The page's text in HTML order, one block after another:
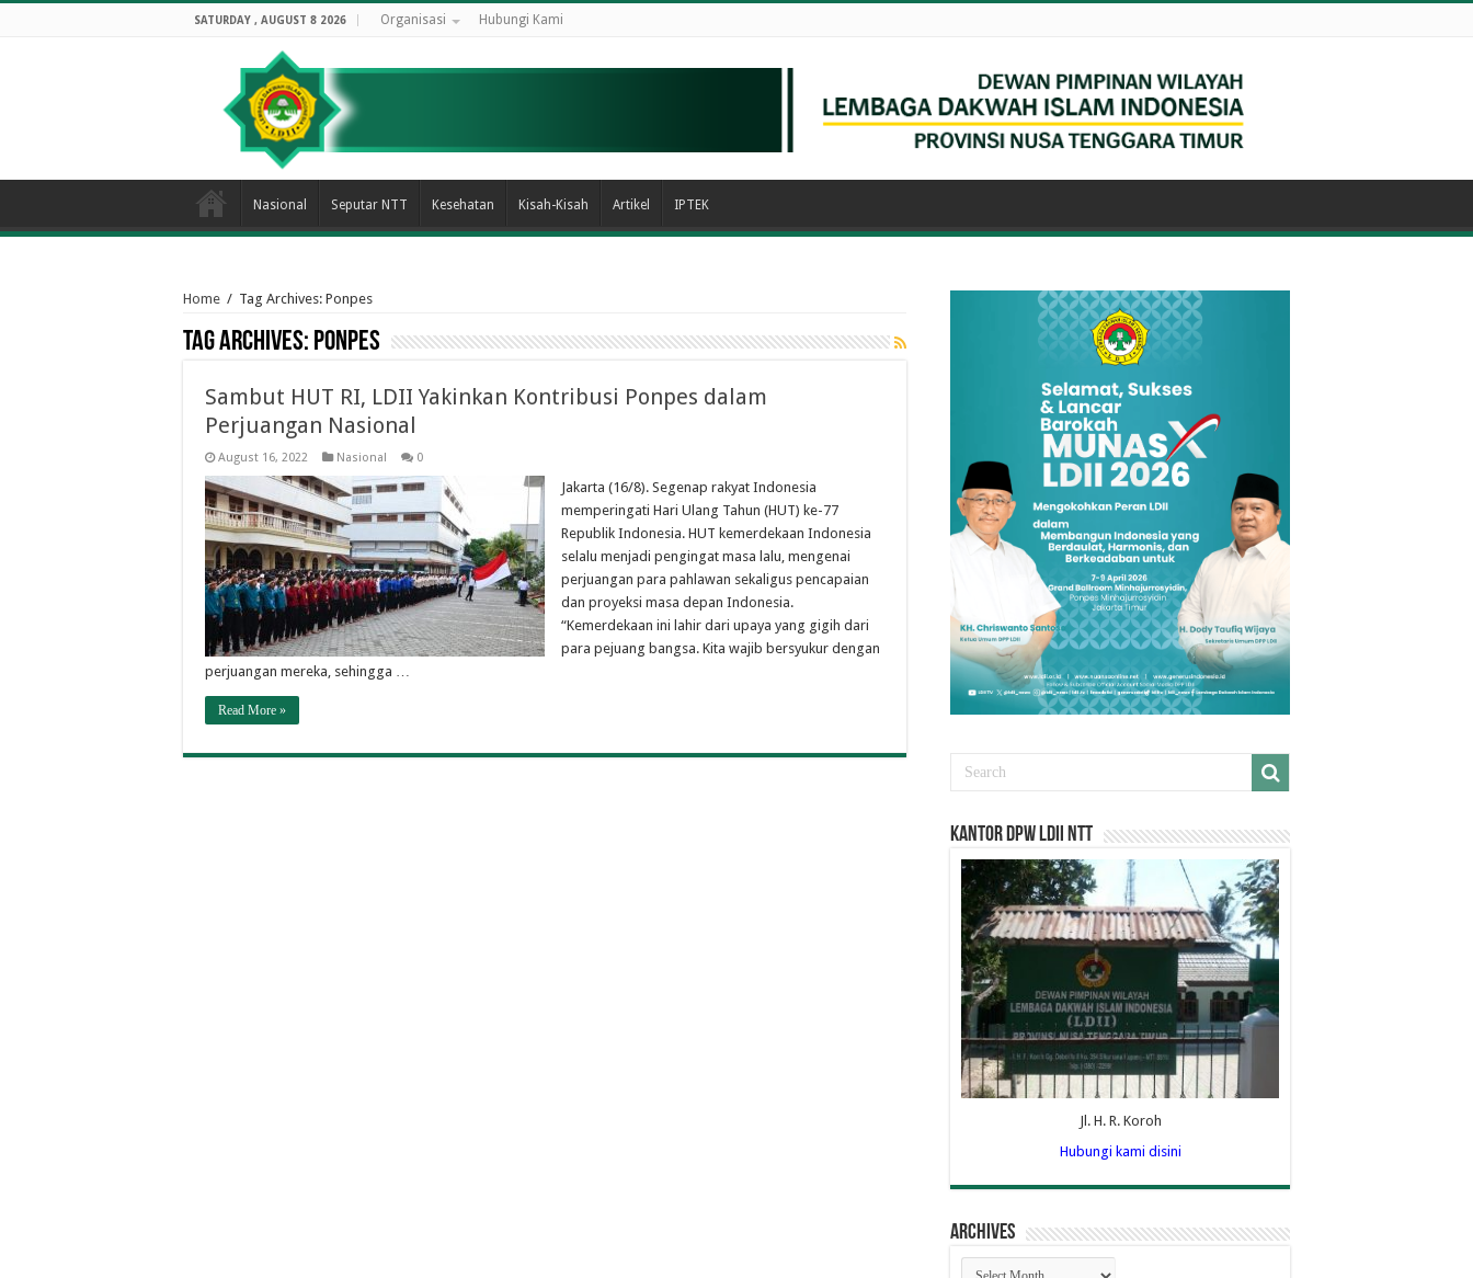
SATURDAY , AUGUST 8 2026 Organisasi Hubungi Kami
Nasional Seputar NTT Kesehatan Kisah-Kisah Artikel IPTEK
Home / Tag Archives: Ponpes
Tag Archives: Ponpes
Sambut HUT RI, LDII Yakinkan Kontribusi Ponpes dalam
Perjuangan Nasional
August 16, 2022 Nasional 0
Jakarta (16/8). Segenap rakyat Indonesia
memperingati Hari Ulang Tahun (HUT) ke-77
Republik Indonesia. HUT kemerdekaan Indonesia
selalu menjadi pengingat masa lalu, mengenai
perjuangan para pahlawan sekaligus pencapaian
dan proyeksi masa depan Indonesia.
“Kemerdekaan ini lahir dari upaya yang gigih dari
para pejuang bangsa. Kita wajib bersyukur dengan
perjuangan mereka, sehingga …
Read More »
Kantor DPW LDII NTT
Jl. H. R. Koroh
Hubungi kami disini
Archives
Archives